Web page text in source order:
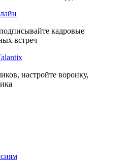
кадровые
встреч
настройте воронку,